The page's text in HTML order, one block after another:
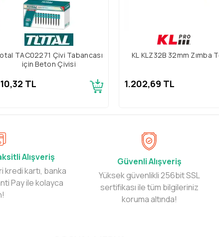
TAC02271 Çivi Tabancası
için Beton Çivisi
TL
KL KLZ32B 32mm Zımba
1.202,69 TL
Alışveriş
kredi kartı, banka
Pay ile kolayca
Güvenli Alışveriş
Yüksek güvenlikli 256bit SSL
sertifikası ile tüm bilgileriniz
koruma altında!